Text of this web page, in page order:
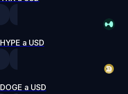
HYPE a USD
DOGE a USD